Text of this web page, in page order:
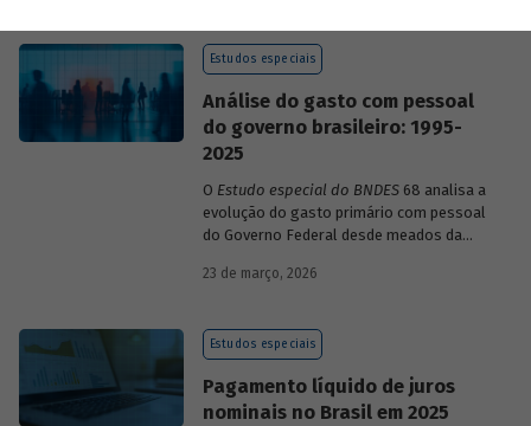
Estudos especiais
Análise do gasto com pessoal
do governo brasileiro: 1995-
2025
O Estudo especial do BNDES68 analisa a
evolução do gasto primário com pessoal
do Governo Federal desde meados da
durante esse período e as mudanças
23 de março, 2026
Estudos especiais
Pagamento líquido de juros
nominais no Brasil em 2025